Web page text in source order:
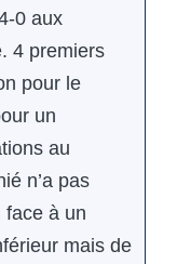
0 aux
4 premiers
pour le
un
au
n’a pas
face à un
mais de